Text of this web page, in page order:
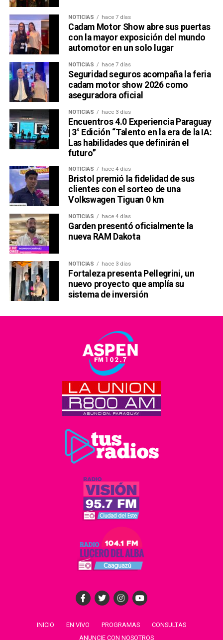
NOTICIAS hace 7 días
Cadam Motor Show abre sus puertas
con la mayor exposición del mundo
automotor en un solo lugar
NOTICIAS hace 7 días
Seguridad seguros acompaña la feria
cadam motor show 2026 como
aseguradora oficial
NOTICIAS hace 3 días
Encuentros 4.0 Experiencia Paraguay
| 3° Edición “Talento en la era de la IA:
Las habilidades que definirán el
futuro”
NOTICIAS hace 4 días
Bristol premió la fidelidad de sus
clientes con el sorteo de una
Volkswagen Tiguan 0 km
NOTICIAS hace 4 días
Garden presentó oficialmente la
nueva RAM Dakota
NOTICIAS hace 3 días
Fortaleza presenta Pellegrini, un
nuevo proyecto que amplía su
sistema de inversión
INICIO EN VIVO PROGRAMAS
CONSULTAS
ANUNCIE CON NOSOTROS